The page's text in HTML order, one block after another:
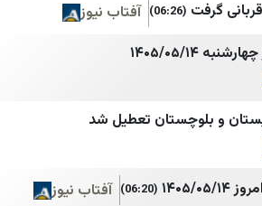
خبرگزاری میزان
دیپلماسی ایرانی
روزنامه آرمان امروز
آفتاب نیوز
تعطیل شد
(06:20)
آفتاب نیوز